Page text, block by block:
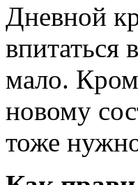
Дневной
впитаться
мало.
новому
тоже